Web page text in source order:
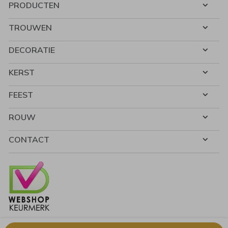
PRODUCTEN
TROUWEN
DECORATIE
KERST
FEEST
ROUW
CONTACT